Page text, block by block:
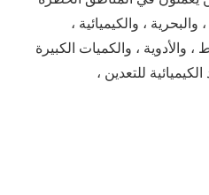
، والكيميائية ،
والأدوية ، والكميات الكبيرة
للتعدين ،